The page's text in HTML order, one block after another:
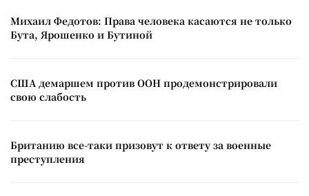
Михаил Федотов: Права человека касаются не только
Бута, Ярошенко и Бутиной
США демаршем против ООН продемонстрировали
свою слабость
Британию все-таки призовут к ответу за военные
преступления